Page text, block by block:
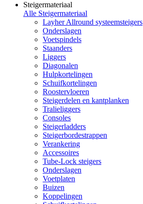
Steigermateriaal
Alle Steigermateriaal
Layher Allround systeemsteigers
Onderslagen
Voetspindels
Staanders
Liggers
Diagonalen
Hulpkortelingen
Schuifkortelingen
Roostervloeren
Steigerdelen en kantplanken
Tralieliggers
Consoles
Steigerladders
Steigerbordestrappen
Verankering
Accessoires
Tube-Lock steigers
Onderslagen
Voetplaten
Buizen
Koppelingen